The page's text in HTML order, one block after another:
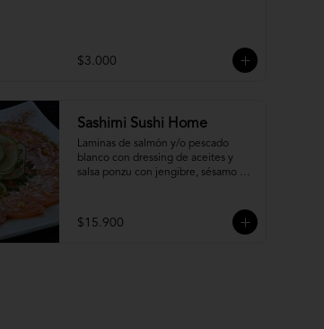
$3.000
Sashimi Sushi Home
Laminas de salmón y/o pescado
blanco con dressing de aceites y
salsa ponzu con jengibre, sésamo y
$15.900